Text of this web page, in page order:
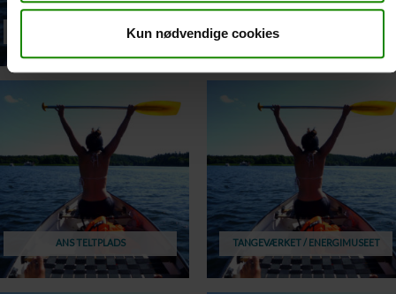
Kun nødvendige cookies
SØHØJLANDETS FAMILIECAMPING KONGENSBRO TELTPLADS
ANS TELTPLADS TANGEVÆRKET / ENERGIMUSEET